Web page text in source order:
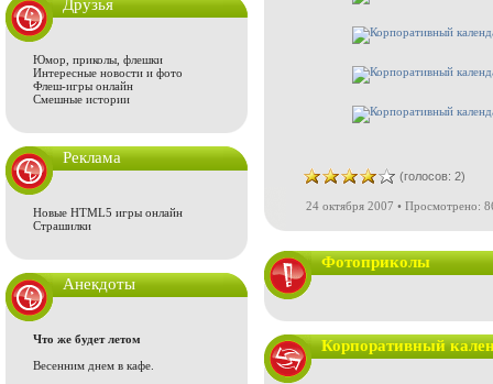
Друзья
Юмор, приколы, флешки
Интересные новости и фото
Флеш-игры онлайн
Смешные истории
Реклама
Новые HTML5 игры онлайн
Страшилки
Анекдоты
Что же будет летом
Весенним днем в кафе.
(голосов: 2)
24 октября 2007 • Просмотрено:
Фотоприколы
Корпоративный